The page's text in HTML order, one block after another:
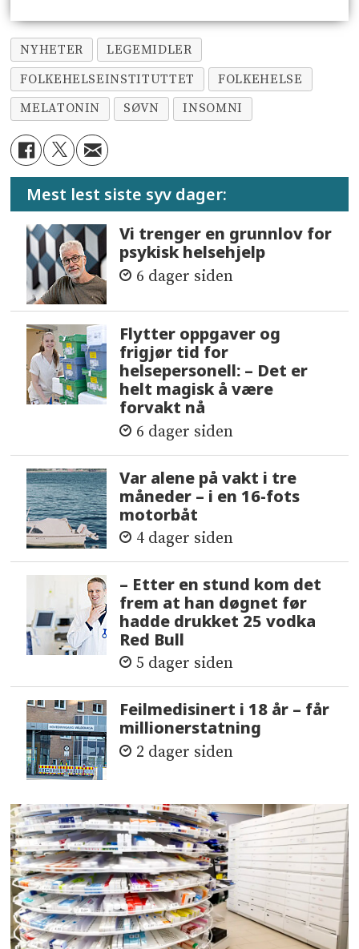
NYHETER
LEGEMIDLER
FOLKEHELSEINSTITUTTET
FOLKEHELSE
MELATONIN
SØVN INSOMNI
Mest lest siste syv dager:
Vi trenger en grunnlov for
psykisk helsehjelp
6 dager siden
Flytter oppgaver og
frigjør tid for
helsepersonell: – Det er
helt magisk å være
forvakt nå
6 dager siden
Var alene på vakt i tre
måneder – i en 16-fots
motorbåt
4 dager siden
– Etter en stund kom det
frem at han døgnet før
hadde drukket 25 vodka
Red Bull
5 dager siden
Feilmedisinert i 18 år – får
millionerstatning
2 dager siden